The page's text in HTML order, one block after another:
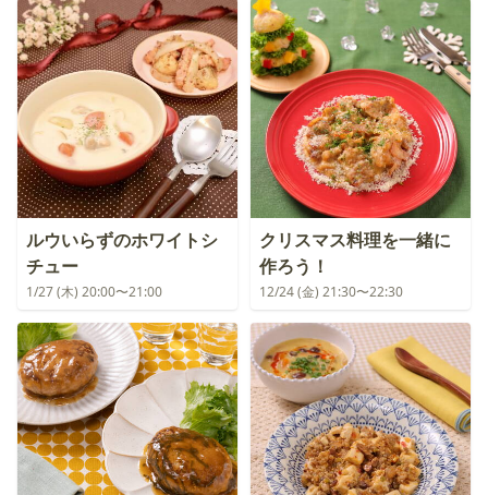
ルウいらずのホワイトシ
チュー
1/27 (木) 20:00〜21:00
クリスマス料理を一緒に
作ろう！
12/24 (金) 21:30〜22:30